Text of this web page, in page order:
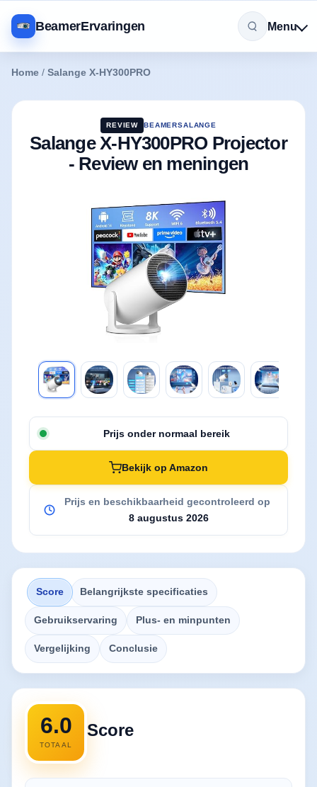
BeamerErvaringen Menu
Home / Salange X-HY300PRO
REVIEW BEAMERSALANGE
Salange X-HY300PRO Projector
- Review en meningen
Prijs onder normaal bereik
Bekijk op Amazon
Prijs en beschikbaarheid gecontroleerd op
8 augustus 2026
Score Belangrijkste specificaties
Gebruikservaring Plus- en minpunten
Vergelijking Conclusie
6.0
TOTAAL
Score